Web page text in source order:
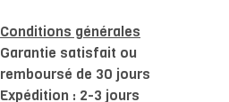
Conditions générales
Garantie satisfait ou
remboursé de 30 jours
Expédition : 2-3 jours